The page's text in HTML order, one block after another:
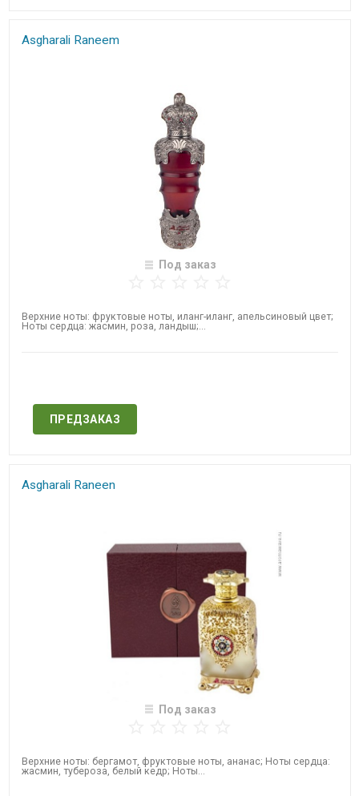
Asgharali Raneem
Под заказ
​Верхние ноты: фруктовые ноты, иланг-иланг, апельсиновый цвет;
Ноты сердца: жасмин, роза, ландыш;...
ПРЕДЗАКАЗ
Asgharali Raneen
Под заказ
Верхние ноты: бергамот, фруктовые ноты, ананас; Ноты сердца:
жасмин, тубероза, белый кедр; Ноты...